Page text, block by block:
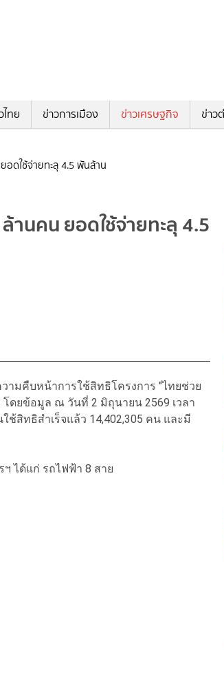
ไทย ข่าวการเมือง ข่าวเศรษฐกิจ ข่าว
อดใช้จ่ายทะลุ 4.5 พันล้าน
านคน ยอดใช้จ่ายทะลุ 4.5
ามคืบหน้าการใช้สิทธิโครงการ "ไทยช่วย
ดยข้อมูล ณ วันที่ 2 มิถุนายน 2569 เวลา
ช้สิทธิสำเร็จแล้ว 14,402,305 คน และมี
ได้แก่ รถไฟฟ้า 8 สาย